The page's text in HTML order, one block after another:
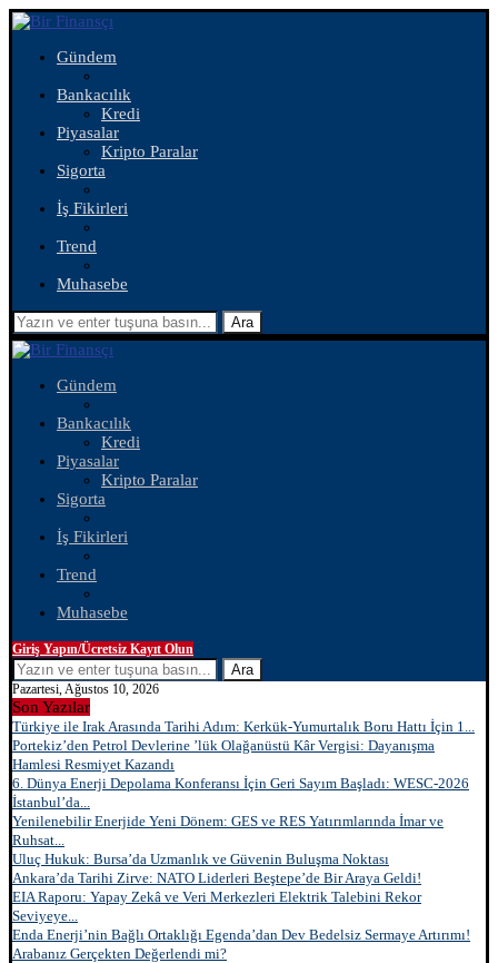
Gündem
Bankacılık
Kredi
Piyasalar
Kripto Paralar
Sigorta
İş Fikirleri
Trend
Muhasebe
Ara
Gündem
Bankacılık
Kredi
Piyasalar
Kripto Paralar
Sigorta
İş Fikirleri
Trend
Muhasebe
Giriş Yapın/Ücretsiz Kayıt Olun
Ara
Pazartesi, Ağustos 10, 2026
Son Yazılar
Türkiye ile Irak Arasında Tarihi Adım: Kerkük-Yumurtalık Boru Hattı İçin 1...
Portekiz’den Petrol Devlerine ’lük Olağanüstü Kâr Vergisi: Dayanışma
Hamlesi Resmiyet Kazandı
6. Dünya Enerji Depolama Konferansı İçin Geri Sayım Başladı: WESC-2026
İstanbul’da...
Yenilenebilir Enerjide Yeni Dönem: GES ve RES Yatırımlarında İmar ve
Ruhsat...
Uluç Hukuk: Bursa’da Uzmanlık ve Güvenin Buluşma Noktası
Ankara’da Tarihi Zirve: NATO Liderleri Beştepe’de Bir Araya Geldi!
EIA Raporu: Yapay Zekâ ve Veri Merkezleri Elektrik Talebini Rekor
Seviyeye...
Enda Enerji’nin Bağlı Ortaklığı Egenda’dan Dev Bedelsiz Sermaye Artırımı!
Arabanız Gerçekten Değerlendi mi?